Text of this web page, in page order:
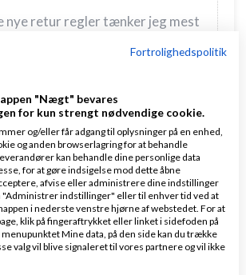
nye retur regler tænker jeg mest
procedure hvor kunde nu får
tage produktet i brug og stadig
så skal vurderer hvad
er værd og ud fra min vurdering
i kundens reele købspris.
at det er en EU regel som
til at ændre igen.
lidt bag på mig at der er
Fortrolighedspolitik
"Nægt" bevares
for kun strengt nødvendige cookie.
og/eller får adgang til oplysninger på en enhed,
og anden browserlagring for at behandle
kan behandle dine personlige data
for at gøre indsigelse mod dette åbne
afvise eller administrere dine indstillinger
"Administrer indstillinger" eller til enhver tid ved at
i nederste venstre hjørne af webstedet. For at
klik på fingeraftrykket eller linket i sidefoden på
Mine data, på den side kan du trække
valg vil blive signaleret til vores partnere og vil ikke